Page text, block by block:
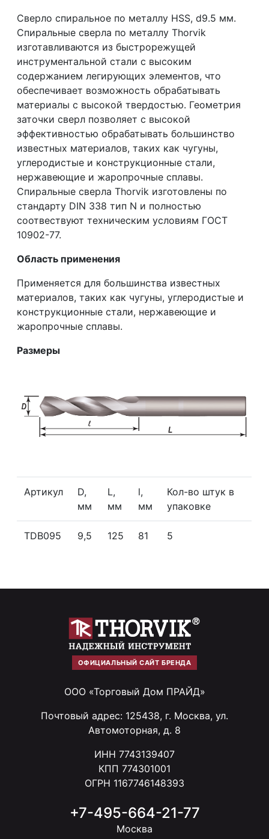
Сверло спиральное по металлу HSS, d9.5 мм.
Спиральные сверла по металлу Thorvik
изготавливаются из быстрорежущей
инструментальной стали с высоким
содержанием легирующих элементов, что
обеспечивает возможность обрабатывать
материалы с высокой твердостью. Геометрия
заточки сверл позволяет с высокой
эффективностью обрабатывать большинство
известных материалов, таких как чугуны,
углеродистые и конструкционные стали,
нержавеющие и жаропрочные сплавы.
Спиральные сверла Thorvik изготовлены по
стандарту DIN 338 тип N и полностью
соотвествуют техническим условиям ГОСТ
10902-77.
Область применения
Применяется для большинства известных
материалов, таких как чугуны, углеродистые и
конструкционные стали, нержавеющие и
жаропрочные сплавы.
Размеры
Артикул
D,
мм
L,
мм
l,
мм
Кол-во штук в
упаковке
TDB095 9,5 125 81 5
ОФИЦИАЛЬНЫЙ САЙТ БРЕНДА
ООО «Торговый Дом ПРАЙД»
Почтовый адрес: 125438, г. Москва, ул.
Автомоторная, д. 8
ИНН 7743139407
КПП 774301001
ОГРН 1167746148393
+7-495-664-21-77
Москва